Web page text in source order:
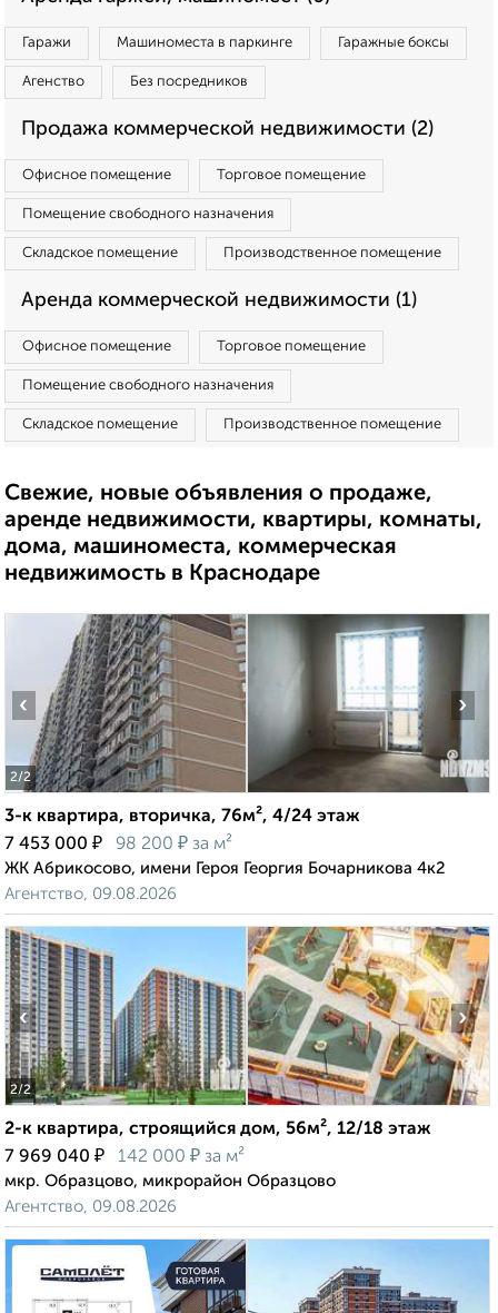
Гаражи Машиноместа в паркинге Гаражные боксы
Агенство Без посредников
Продажа коммерческой недвижимости (2)
Офисное помещение Торговое помещение
Помещение свободного назначения
Складское помещение Производственное помещение
Аренда коммерческой недвижимости (1)
Офисное помещение Торговое помещение
Помещение свободного назначения
Складское помещение Производственное помещение
Свежие, новые объявления о продаже,
аренде недвижимости, квартиры, комнаты,
дома, машиноместа, коммерческая
недвижимость в Краснодаре
2/2
‹ ›
3-к квартира, вторичка, 76м², 4/24 этаж
7 453 000 ₽ 98 200 ₽ за м²
ЖК Абрикосово, имени Героя Георгия Бочарникова 4к2
Агентство, 09.08.2026
2/2
‹ ›
2-к квартира, строящийся дом, 56м², 12/18 этаж
7 969 040 ₽ 142 000 ₽ за м²
мкр. Образцово, микрорайон Образцово
Агентство, 09.08.2026